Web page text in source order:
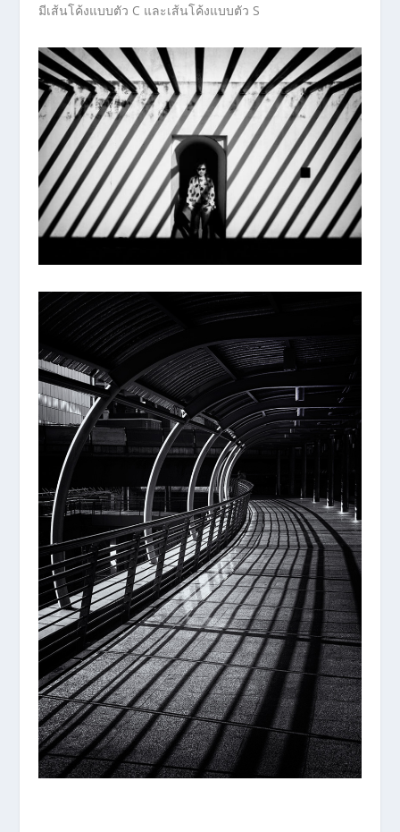
มีเส้นโค้งแบบตัว C และเส้นโค้งแบบตัว S